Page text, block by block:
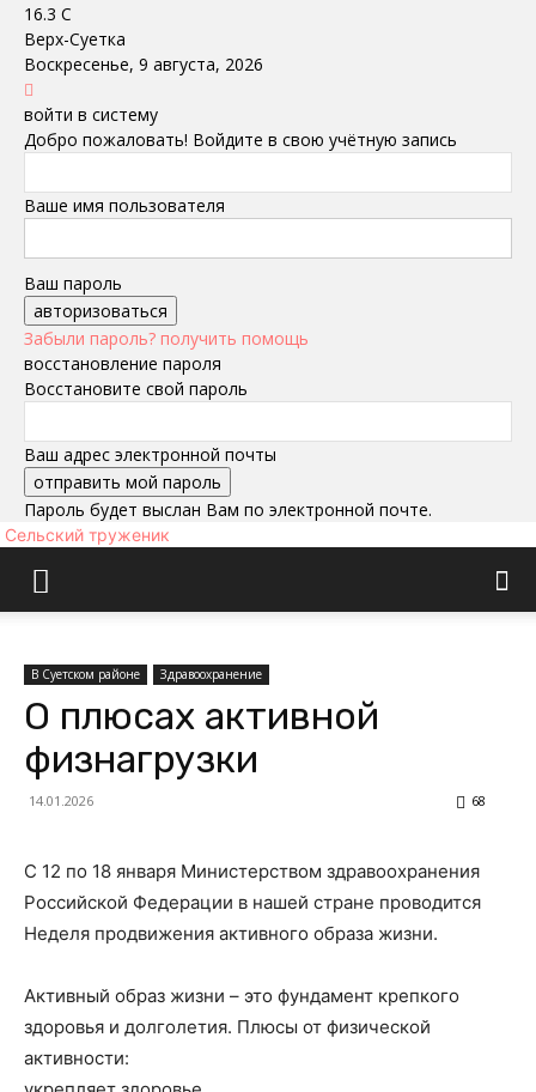
16.3 C
Верх-Суетка
Воскресенье, 9 августа, 2026
войти в систему
Добро пожаловать! Войдите в свою учётную запись
Ваше имя пользователя
Ваш пароль
Забыли пароль? получить помощь
восстановление пароля
Восстановите свой пароль
Ваш адрес электронной почты
Пароль будет выслан Вам по электронной почте.
Сельский труженик
В Суетском районе Здравоохранение
О плюсах активной
физнагрузки
14.01.2026 68
С 12 по 18 января Министерством здравоохранения
Российской Федерации в нашей стране проводится
Неделя продвижения активного образа жизни.
Активный образ жизни – это фундамент крепкого
здоровья и долголетия. Плюсы от физической
активности: